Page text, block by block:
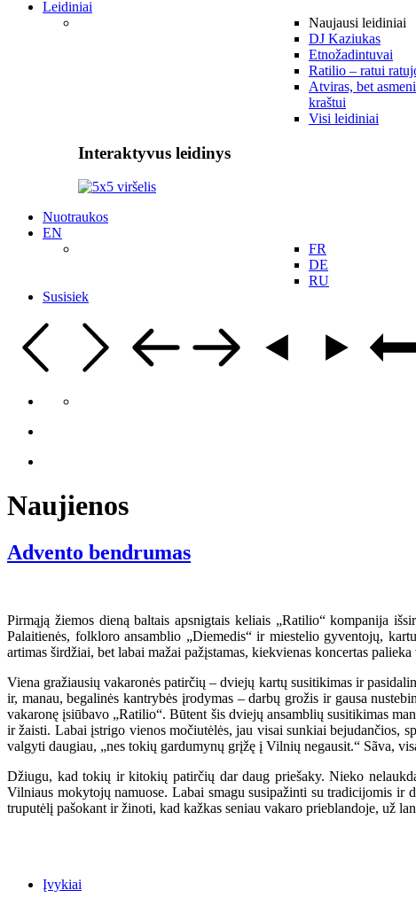
Leidiniai
Naujausi leidiniai
DJ Kaziukas
Etnožadintuvai
Ratilio – ratui
Atviras, bet
kraštui
Visi leidiniai
Interaktyvus leidinys
Nuotraukos
EN
FR
DE
RU
Susisiek
Naujienos
Advento bendrumas
Pirmąją žiemos dieną baltais apsnigtais keliais „Ratilio“ kompanija
Palaitienės, folkloro ansamblio „Diemedis“ ir miestelio gyventojų,
artimas širdžiai, bet labai mažai pažįstamas, kiekvienas koncertas
Viena gražiausių vakaronės patirčių – dviejų kartų susitikimas ir
ir, manau, begalinės kantrybės įrodymas – darbų grožis ir gausa
vakaronę įsiūbavo „Ratilio“. Būtent šis dviejų ansamblių susitikimas
ir žaisti. Labai įstrigo vienos močiutėlės, jau visai sunkiai bejudančios,
valgyti daugiau, „nes tokių gardumynų grįžę į Vilnių negausit.“ Sãva,
Džiugu, kad tokių ir kitokių patirčių dar daug priešaky. Nieko
Vilniaus mokytojų namuose. Labai smagu susipažinti su tradicijomis
truputėlį pašokant ir žinoti, kad kažkas seniau vakaro prieblandoje, už
Įvykiai